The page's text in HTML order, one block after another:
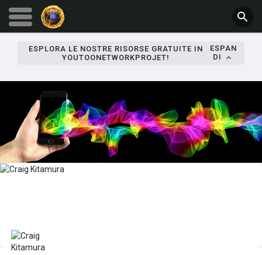
ESPLORA LE NOSTRE RISORSE GRATUITE IN
YOUTOONETWORKPROJET!
ESPAN
DI